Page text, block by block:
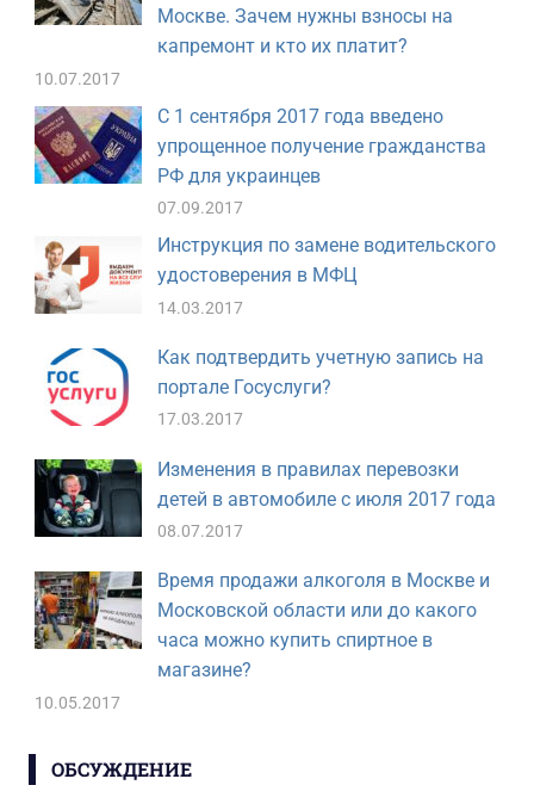
Москве. Зачем нужны взносы на
капремонт и кто их платит?
10.07.2017
С 1 сентября 2017 года введено
упрощенное получение гражданства
РФ для украинцев
07.09.2017
Инструкция по замене водительского
удостоверения в МФЦ
14.03.2017
Как подтвердить учетную запись на
портале Госуслуги?
17.03.2017
Изменения в правилах перевозки
детей в автомобиле с июля 2017 года
08.07.2017
Время продажи алкоголя в Москве и
Московской области или до какого
часа можно купить спиртное в
магазине?
10.05.2017
ОБСУЖДЕНИЕ